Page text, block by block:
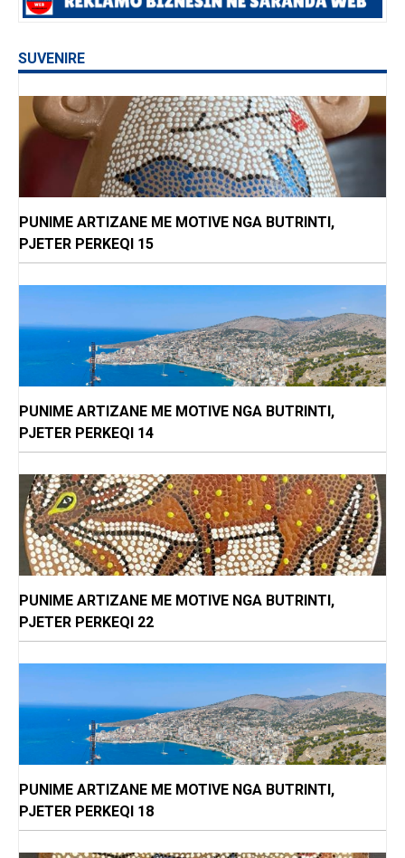
SUVENIRE
PUNIME ARTIZANE ME MOTIVE NGA BUTRINTI,
PJETER PERKEQI 15
PUNIME ARTIZANE ME MOTIVE NGA BUTRINTI,
PJETER PERKEQI 14
PUNIME ARTIZANE ME MOTIVE NGA BUTRINTI,
PJETER PERKEQI 22
PUNIME ARTIZANE ME MOTIVE NGA BUTRINTI,
PJETER PERKEQI 18